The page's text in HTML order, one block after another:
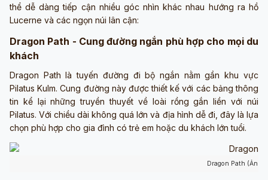
thể dễ dàng tiếp cận nhiều góc nhìn khác nhau hướng ra hồ
Lucerne và các ngọn núi lân cận:
Dragon Path - Cung đường ngắn phù hợp cho mọi du
khách
Dragon Path là tuyến đường đi bộ ngắn nằm gần khu vực
Pilatus Kulm. Cung đường này được thiết kế với các bảng thông
tin kể lại những truyền thuyết về loài rồng gắn liền với núi
Pilatus. Với chiều dài không quá lớn và địa hình dễ đi, đây là lựa
chọn phù hợp cho gia đình có trẻ em hoặc du khách lớn tuổi.
Dragon Path (Ảnh